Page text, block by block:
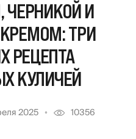
И
ТРИ
РЕЦЕПТА
КУЛИЧЕЙ
2025 10356